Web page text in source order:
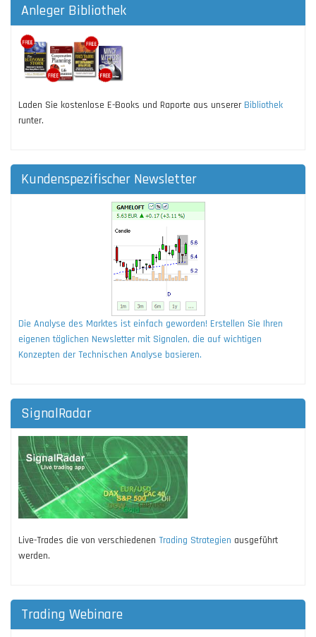
Anleger Bibliothek
Laden Sie kostenlose E-Books und Raporte aus unserer Bibliothek
runter.
Kundenspezifischer Newsletter
Die Analyse des Marktes ist einfach geworden! Erstellen Sie Ihren
eigenen täglichen Newsletter mit Signalen, die auf wichtigen
Konzepten der Technischen Analyse basieren.
SignalRadar
Live-Trades die von verschiedenen Trading Strategien ausgeführt
werden.
Trading Webinare